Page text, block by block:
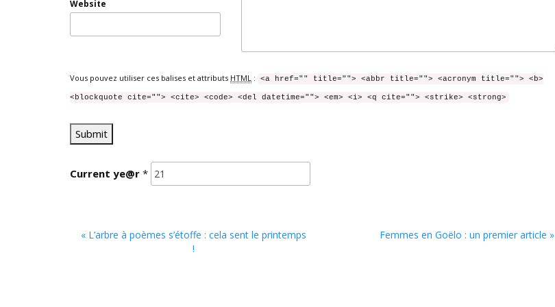
Website
Vous pouvez utiliser ces balises et attributs HTML : <a href="" title=""> <abbr title=""> <acronym title=""> <b>
<blockquote cite=""> <cite> <code> <del datetime=""> <em> <i> <q cite=""> <strike> <strong>
Current ye@r *
« L’arbre à poèmes s’étoffe : cela sent le printemps
!
Femmes en Goëlo : un premier article »